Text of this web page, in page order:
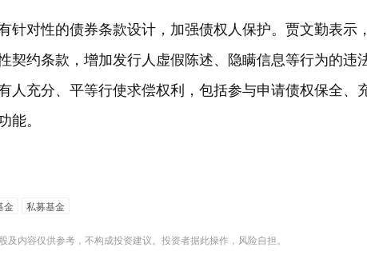
针对性的债券条款设计，加强债权人保护。贾文勤表示
契约条款，增加发行人虚假陈述、隐瞒信息等行为的违
人充分、平等行使求偿权利，包括参与申请债权保全、
能。
金 私募基金
及内容仅供参考，不构成投资建议。投资者据此操作，风险自担。